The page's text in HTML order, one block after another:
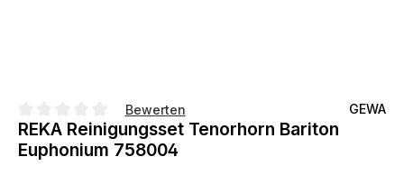
Durchschnittliche Bewertung von 0 von 5 Sternen
Bewerten GEWA
REKA Reinigungsset Tenorhorn Bariton
Euphonium 758004